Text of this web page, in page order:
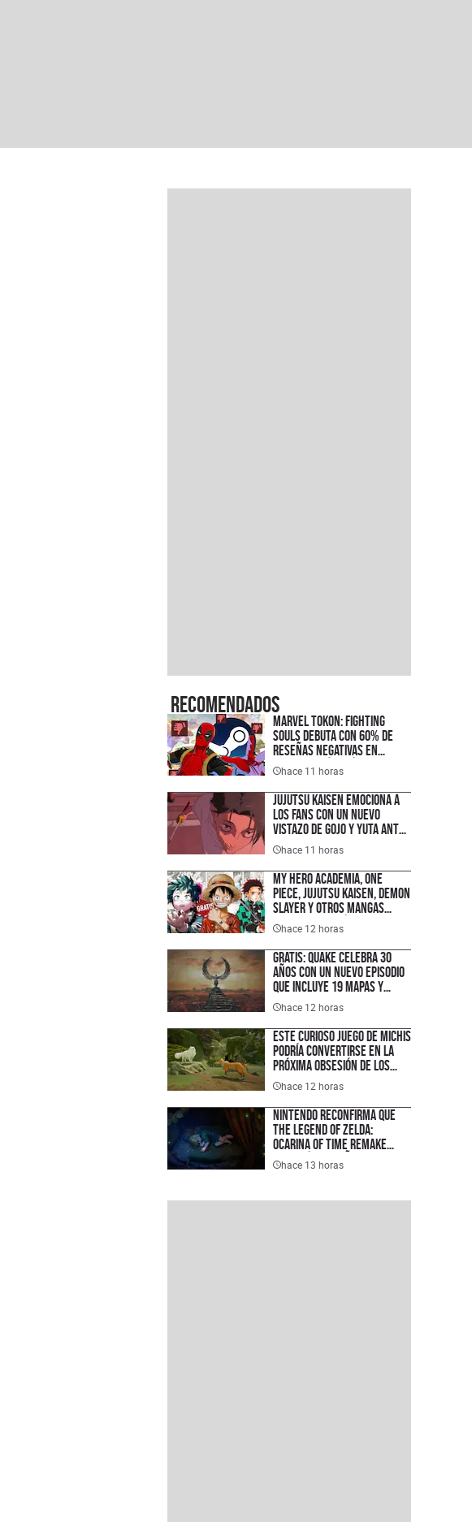
Recomendados
Marvel Tokon: Fighting
Souls debuta con 60% de
reseñas negativas en
Steam, ¿qué está mal con el
nuevo juego de lucha de
PlayStation?
hace 11 horas
Jujutsu Kaisen emociona a
los fans con un nuevo
vistazo de Gojo y Yuta antes
de su gran anuncio
hace 11 horas
My Hero Academia, One
Piece, Jujutsu Kaisen, Demon
Slayer y otros mangas
populares están gratis en
PC y móviles gracias a
Shueisha, y así puedes
leerlos en español
hace 12 horas
Gratis: Quake celebra 30
años con un nuevo episodio
que incluye 19 mapas y
otras novedades que ya
están disponibles en
consolas, PC y Game Pass
hace 12 horas
Este curioso juego de michis
podría convertirse en la
próxima obsesión de los
fans de los RPG
hace 12 horas
Nintendo reconfirma que
The Legend of Zelda:
Ocarina of Time Remake
llegará este año y el rumor
de noviembre toma fuerza
hace 13 horas